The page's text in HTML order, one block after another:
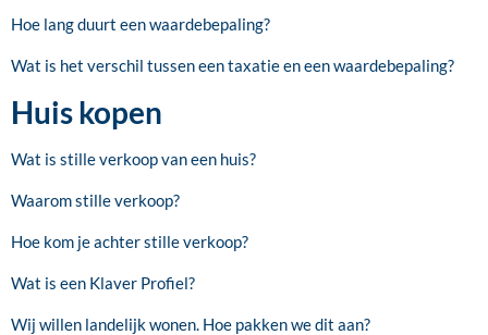
Hoe lang duurt een waardebepaling?
Wat is het verschil tussen een taxatie en een waardebepaling?
Huis kopen
Wat is stille verkoop van een huis?
Waarom stille verkoop?
Hoe kom je achter stille verkoop?
Wat is een Klaver Profiel?
Wij willen landelijk wonen. Hoe pakken we dit aan?